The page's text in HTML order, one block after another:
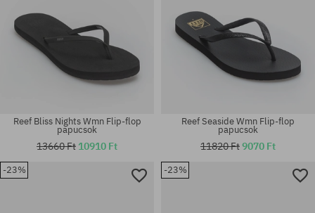
Reef Bliss Nights Wmn Flip-flop
papucsok
13660 Ft 10910 Ft
Reef Seaside Wmn Flip-flop
papucsok
11820 Ft9070 Ft
-23% -23%